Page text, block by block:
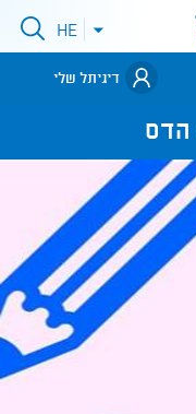
פתיחתHE
דיגיתל שלי
הדס